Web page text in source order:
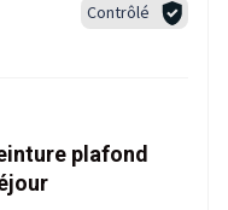
Contrôlé
plafond